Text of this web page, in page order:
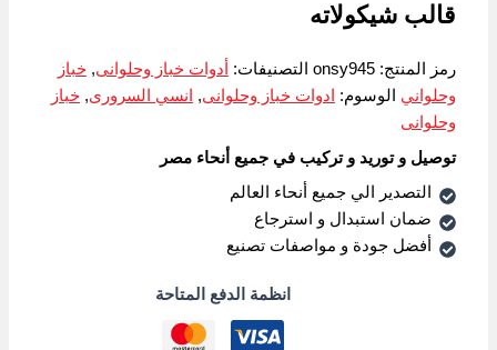
قالب شيكولاته
رمز المنتج:onsy945 التصنيفات: أدوات خباز وحلوانى,خباز
وحلواني
الوسوم: ادوات خباز وحلوانى, انسي السرورى,خباز
وحلوانى
توصيل و توريد و تركيب في جميع أنحاء مصر
التصدير الي جميع أنحاء العالم
ضمان استبدال و استرجاع
أفضل جودة و مواصفات تصنيع
انظمة الدفع المتاحة